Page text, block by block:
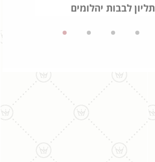
תליון לבבות יהלומים